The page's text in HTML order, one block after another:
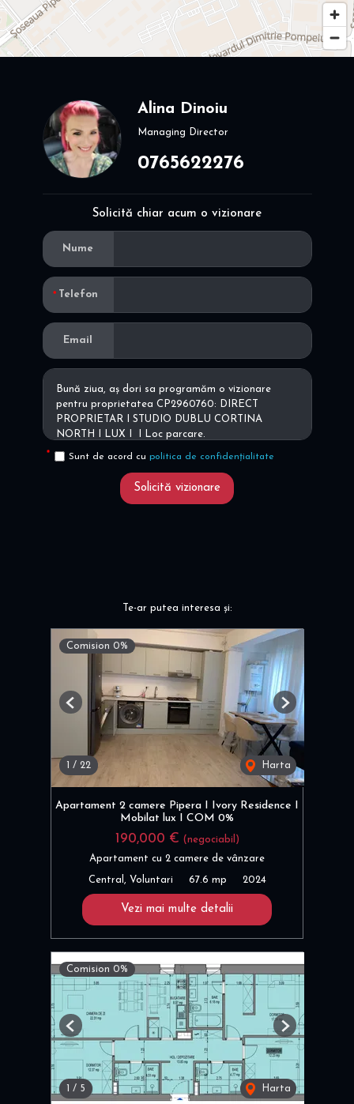
Alina Dinoiu
Managing Director
0765622276
Solicită chiar acum o vizionare
Nume
Telefon
Email
Sunt de acord cu politica de confidențialitate
Solicită vizionare
Te-ar putea interesa și:
Comision 0%
/ 22 Harta
Previous Next
Apartament 2 camere Pipera I Ivory Residence I
Mobilat lux I COM 0%
190,000 € (negociabil)
Apartament cu 2 camere de vânzare
Central, Voluntari 67.6 mp 2024
Vezi mai multe detalii
Comision 0%
/ 5 Harta
Previous Next